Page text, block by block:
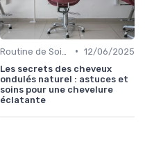
• 12/06/2025
Les secrets des cheveux
ondulés naturel : astuces et
soins pour une chevelure
éclatante